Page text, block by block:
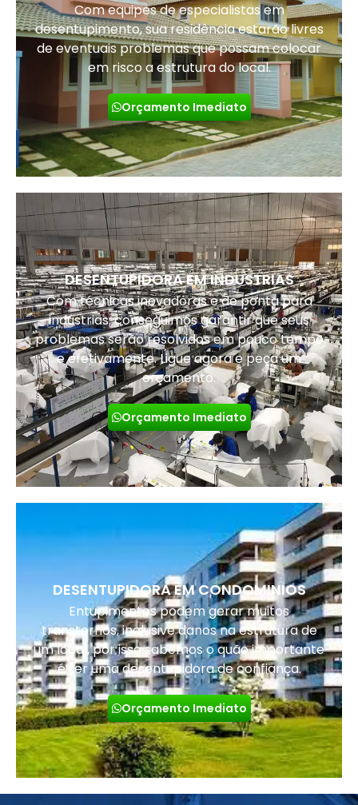
Com equipes de especialistas em
desentupimento, sua residência estarão livres
de eventuais problemas que possam colocar
em risco a estrutura do local.
Orçamento Imediato
DESENTUPIDORA EM INDUSTRIAS
Com técnicas inovadoras e de ponta para
indústrias, conseguimos garantir que seus
problemas serão resolvidos em pouco tempo
e efetivamente. Ligue agora e peça um
orçamento.
Orçamento Imediato
DESENTUPIDORA EM CONDOMINIOS
Entupimentos podem gerar muitos
transtornos, inclusive danos na estrutura de
um local, por isso sabemos o quão importante
é ter uma desentupidora de confiança.
Orçamento Imediato